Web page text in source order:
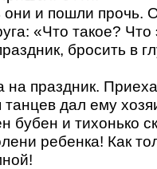
и пошли прочь.
«Что такое?
бросить в
на праздник.
дал ему
бубен и тихонько
ребенка! Как